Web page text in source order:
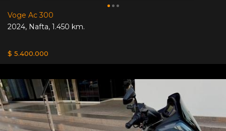
Voge Ac 300
2024, Nafta, 1.450 km.
$ 5.400.000